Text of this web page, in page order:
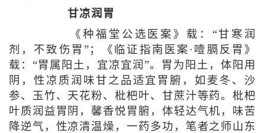
甘凉润胃
《种福堂公选医案》载：“甘寒润
剂，不致伤胃”；《临证指南医案·噎膈反胃》
载：“胃属阳土，宜凉宜润”。胃为阳土，体阳用
阴，性凉质润味甘之品适宜胃腑，如麦冬、沙
参、玉竹、天花粉、枇杷叶、甘蔗汁等药。枇杷
叶质润益胃阴，馨香悦胃腑，体轻达气机，味苦
降逆气，性凉清温燥，一药多功，笔者之师山东